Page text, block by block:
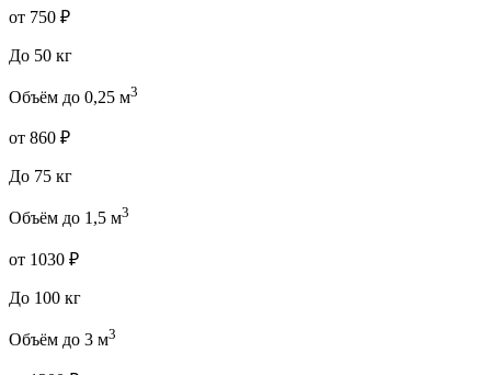
от 750 ₽
До 50 кг
Объём до 0,25 м3
от 860 ₽
До 75 кг
Объём до 1,5 м3
от 1030 ₽
До 100 кг
Объём до 3 м3